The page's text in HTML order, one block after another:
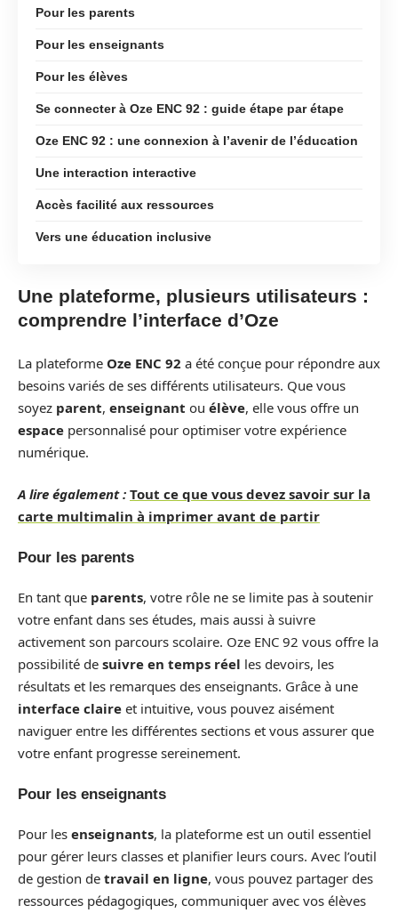
Pour les parents
Pour les enseignants
Pour les élèves
Se connecter à Oze ENC 92 : guide étape par étape
Oze ENC 92 : une connexion à l’avenir de l’éducation
Une interaction interactive
Accès facilité aux ressources
Vers une éducation inclusive
Une plateforme, plusieurs utilisateurs :
comprendre l’interface d’Oze
La plateforme Oze ENC 92 a été conçue pour répondre aux
besoins variés de ses différents utilisateurs. Que vous
soyez parent, enseignant ou élève, elle vous offre un
espace personnalisé pour optimiser votre expérience
numérique.
A lire également : Tout ce que vous devez savoir sur la
carte multimalin à imprimer avant de partir
Pour les parents
En tant que parents, votre rôle ne se limite pas à soutenir
votre enfant dans ses études, mais aussi à suivre
activement son parcours scolaire. Oze ENC 92 vous offre la
possibilité de suivre en temps réel les devoirs, les
résultats et les remarques des enseignants. Grâce à une
interface claire et intuitive, vous pouvez aisément
naviguer entre les différentes sections et vous assurer que
votre enfant progresse sereinement.
Pour les enseignants
Pour les enseignants, la plateforme est un outil essentiel
pour gérer leurs classes et planifier leurs cours. Avec l’outil
de gestion de travail en ligne, vous pouvez partager des
ressources pédagogiques, communiquer avec vos élèves